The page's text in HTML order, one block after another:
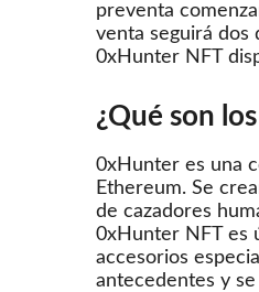
preventa
venta seguirá dos
0xHunter NFT
¿Qué son
0xHunter es una
Ethereum. Se
de cazadores
0xHunter NFT es
accesorios
antecedentes y